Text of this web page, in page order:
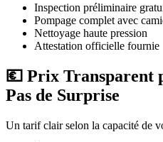
Inspection préliminaire
Pompage complet avec
Nettoyage haute pression
Attestation officielle fournie
💶 Prix Transparent
Pas de Surprise
Un tarif clair selon la capacité de